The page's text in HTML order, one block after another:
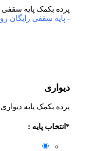
پرده بکمک پایه
- پایه سقفی رایگان
دیواری
پرده بکمک پایه
* انتخاب پایه :